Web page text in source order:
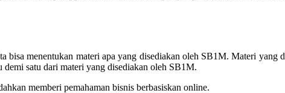
menentukan materi apa yang disediakan oleh SB1M. Materi yang
satu dari materi yang disediakan oleh SB1M.
memberi pemahaman bisnis berbasiskan online.